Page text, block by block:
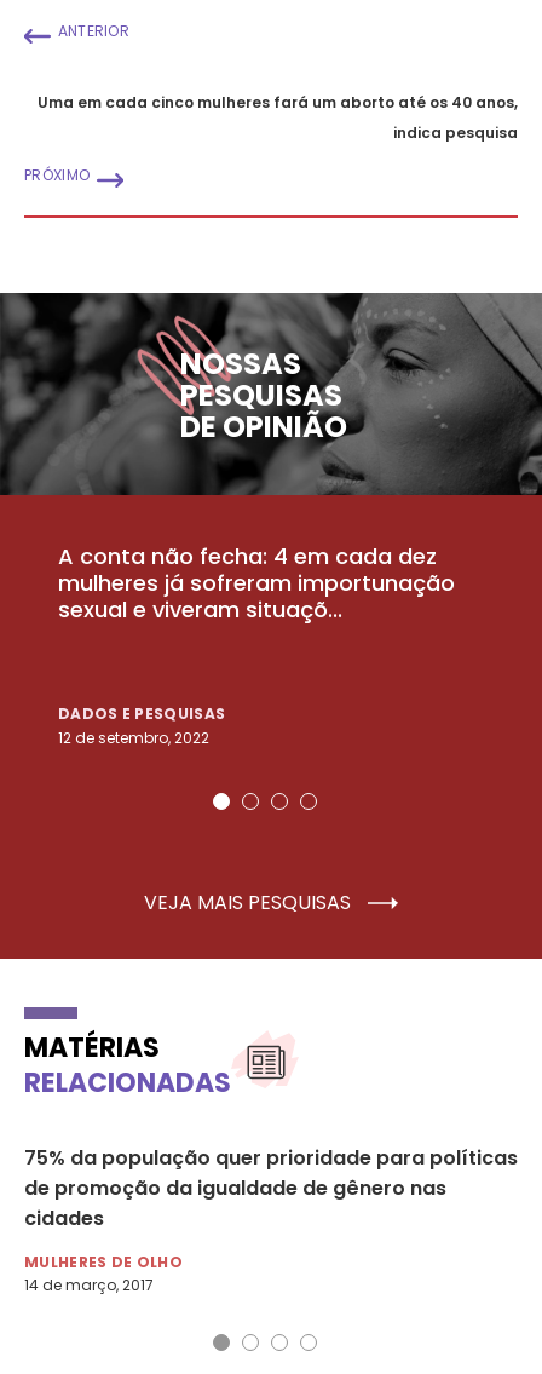
ANTERIOR
Uma em cada cinco mulheres fará um aborto até os 40 anos,
indica pesquisa
PRÓXIMO
NOSSAS
PESQUISAS
DE OPINIÃO
A conta não fecha: 4 em cada dez
mulheres já sofreram importunação
sexual e viveram situaçõ...
DADOS E PESQUISAS
12 de setembro, 2022
VEJA MAIS PESQUISAS
MATÉRIAS
RELACIONADAS
75% da população quer prioridade para políticas
de promoção da igualdade de gênero nas
cidades
MULHERES DE OLHO
14 de março, 2017